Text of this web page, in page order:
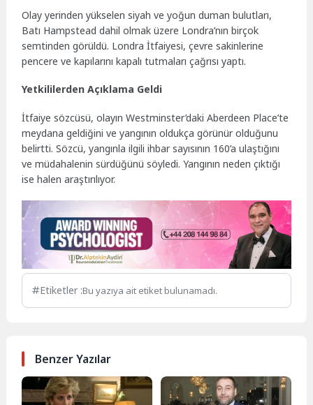
Olay yerinden yükselen siyah ve yoğun duman bulutları,
Batı Hampstead dahil olmak üzere Londra’nın birçok
semtinden görüldü. Londra İtfaiyesi, çevre sakinlerine
pencere ve kapılarını kapalı tutmaları çağrısı yaptı.
Yetkililerden Açıklama Geldi
İtfaiye sözcüsü, olayın Westminster’daki Aberdeen Place’te
meydana geldiğini ve yangının oldukça görünür olduğunu
belirtti. Sözcü, yangınla ilgili ihbar sayısının 160’a ulaştığını
ve müdahalenin sürdüğünü söyledi. Yangının neden çıktığı
ise halen araştırılıyor.
Etiketler :Bu yazıya ait etiket bulunamadı.
Benzer Yazılar